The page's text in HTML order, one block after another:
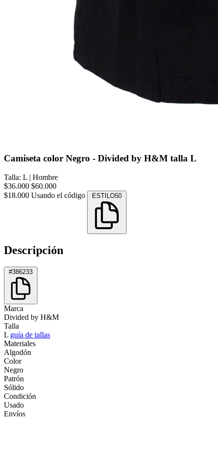
Camiseta color Negro - Divided by H&M talla L
Talla: L | Hombre
$36.000 $60.000
$18.000 Usando el código ESTILO50
Descripción
#386233
Marca
Divided by H&M
Talla
L guía de tallas
Materiales
Algodón
Color
Negro
Patrón
Sólido
Condición
Usado
Envíos